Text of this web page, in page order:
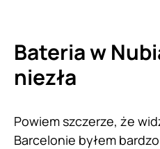
Bateria w
niezła
Powiem szczerze, że
Barcelonie byłem